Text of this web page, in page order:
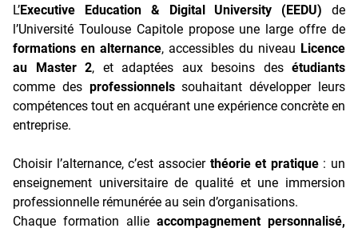
L’Executive Education & Digital University (EEDU) de
l’Université Toulouse Capitole propose une large offre de
formations en alternance, accessibles du niveau Licence
au Master 2, et adaptées aux besoins des étudiants
comme des professionnelssouhaitant développer leurs
compétences tout en acquérant une expérience concrète en
entreprise.
Choisir l’alternance, c’est associer théorie et pratique: un
enseignement universitaire de qualité et une immersion
professionnelle rémunérée au sein d’organisations.
Chaque formation allie accompagnement personnalisé,